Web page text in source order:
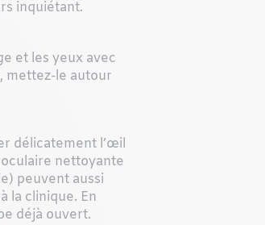
inquiétant.
et les yeux avec
mettez-le autour
délicatement l’œil
nettoyante
peuvent aussi
la clinique. En
déjà ouvert.